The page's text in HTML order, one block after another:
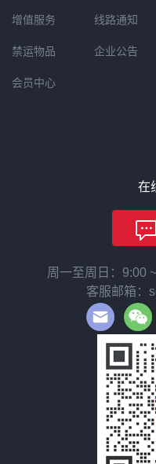
增值服务
禁运物品
会员中心
线路通知
企业公告
在
周一至周日：9:00
客服邮箱：